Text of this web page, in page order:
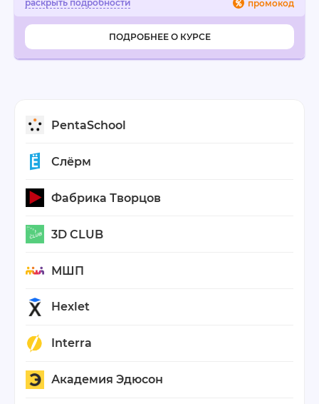
промокод
ПОДРОБНЕЕ О КУРСЕ
PentaSchool
Слёрм
Фабрика Творцов
3D CLUB
МШП
Hexlet
Interra
Академия Эдюсон